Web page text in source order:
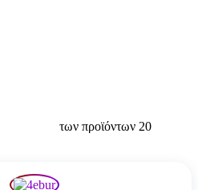
των προϊόντων 20